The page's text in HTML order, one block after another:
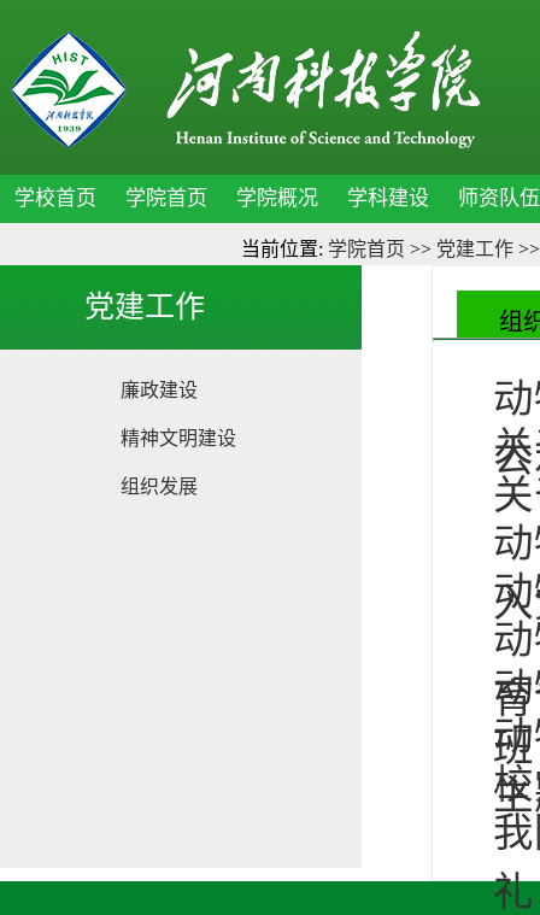
学校首页 学院首页 学院概况 学科建设 师资队伍
当前位置: 学院首页 >> 党建工作
党建工作
廉政建设
精神文明建设
组织发展
组
班
礼